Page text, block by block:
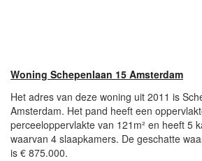
Woning Schepenlaan 15 Amsterdam
Het adres van deze woning uit 2011 is
Amsterdam. Het pand heeft een
perceeloppervlakte van 121m² en heeft 5
waarvan 4 slaapkamers. De geschatte
is € 875.000.